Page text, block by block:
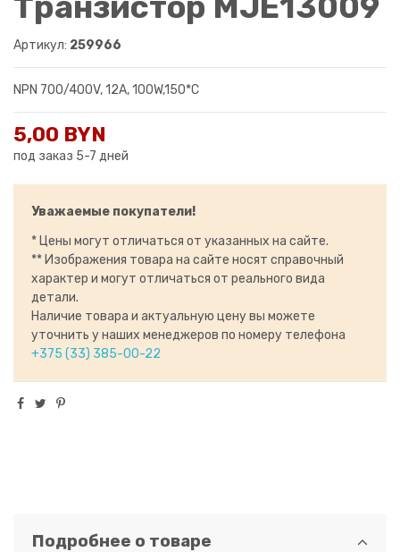
Артикул: 259966
NPN 700/400V, 12A, 100W,150*C
5,00 BYN
под заказ 5-7 дней
Уважаемые покупатели!
* Цены могут отличаться от указанных на сайте.
** Изображения товара на сайте носят справочный
характер и могут отличаться от реального вида
детали.
Наличие товара и актуальную цену вы можете
уточнить у наших менеджеров по номеру телефона
+375 (33) 385-00-22
Подробнее о товаре